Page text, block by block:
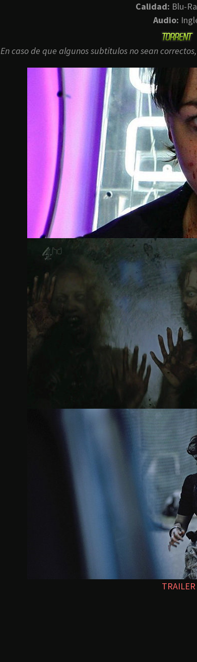
Calidad: Blu-
Audio:
En caso de que algunos subtitulos no sean
TRAILER